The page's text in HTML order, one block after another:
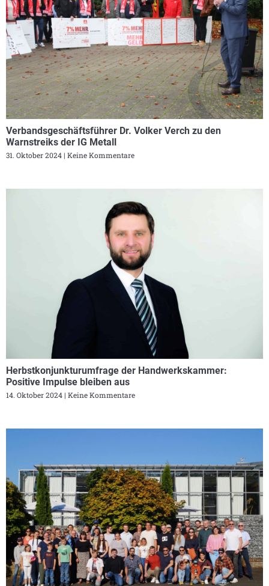
Verbandsgeschäftsführer Dr. Volker Verch zu den
Warnstreiks der IG Metall
31. Oktober 2024 Keine Kommentare
Herbstkonjunkturumfrage der Handwerkskammer:
Positive Impulse bleiben aus
14. Oktober 2024 Keine Kommentare